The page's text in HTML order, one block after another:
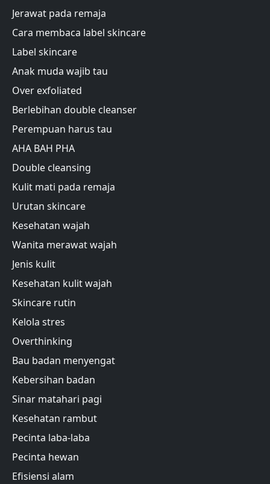
Jerawat pada remaja
Cara membaca label skincare
Label skincare
Anak muda wajib tau
Over exfoliated
Berlebihan double cleanser
Perempuan harus tau
AHA BAH PHA
Double cleansing
Kulit mati pada remaja
Urutan skincare
Kesehatan wajah
Wanita merawat wajah
Jenis kulit
Kesehatan kulit wajah
Skincare rutin
Kelola stres
Overthinking
Bau badan menyengat
Kebersihan badan
Sinar matahari pagi
Kesehatan rambut
Pecinta laba-laba
Pecinta hewan
Efisiensi alam